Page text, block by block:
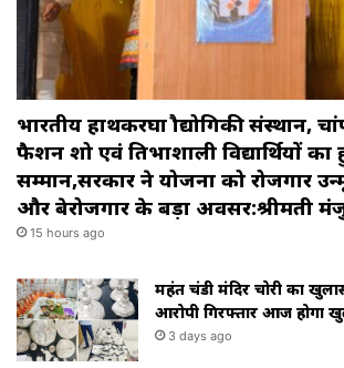
भारतीय हाथकरघा प्रौद्योगिकी संस्थान,
फैशन शो एवं प्रतिभाशाली विद्यार्थियों
सम्मान,सरकार ने योजना को रोजगार
और बेरोजगार के बड़ा अवसर:श्रीमती
15 hours ago
महंत चंडी मंदिर चोरी का
आरोपी गिरफ्तार आज होगा
3 days ago